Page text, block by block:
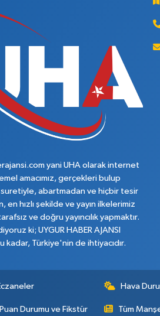
yani UHA olarak internet
amacımız, gerçekleri bulup
suretiyle, abartmadan ve hiçbir tesir
en hızlı şekilde ve yayın ilkelerimiz
ve doğru yayıncılık yapmaktır.
ki; UYGUR HABER AJANSI
kadar, Türkiye'nin de ihtiyacıdır.
Hava
Durumu ve Fikstür Tüm